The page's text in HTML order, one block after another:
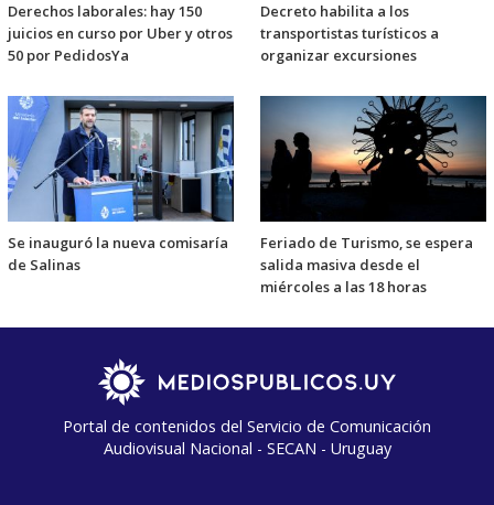
Derechos laborales: hay 150
juicios en curso por Uber y otros
50 por PedidosYa
Decreto habilita a los
transportistas turísticos a
organizar excursiones
Se inauguró la nueva comisaría
de Salinas
Feriado de Turismo, se espera
salida masiva desde el
miércoles a las 18 horas
Portal de contenidos del Servicio de Comunicación
Audiovisual Nacional - SECAN - Uruguay